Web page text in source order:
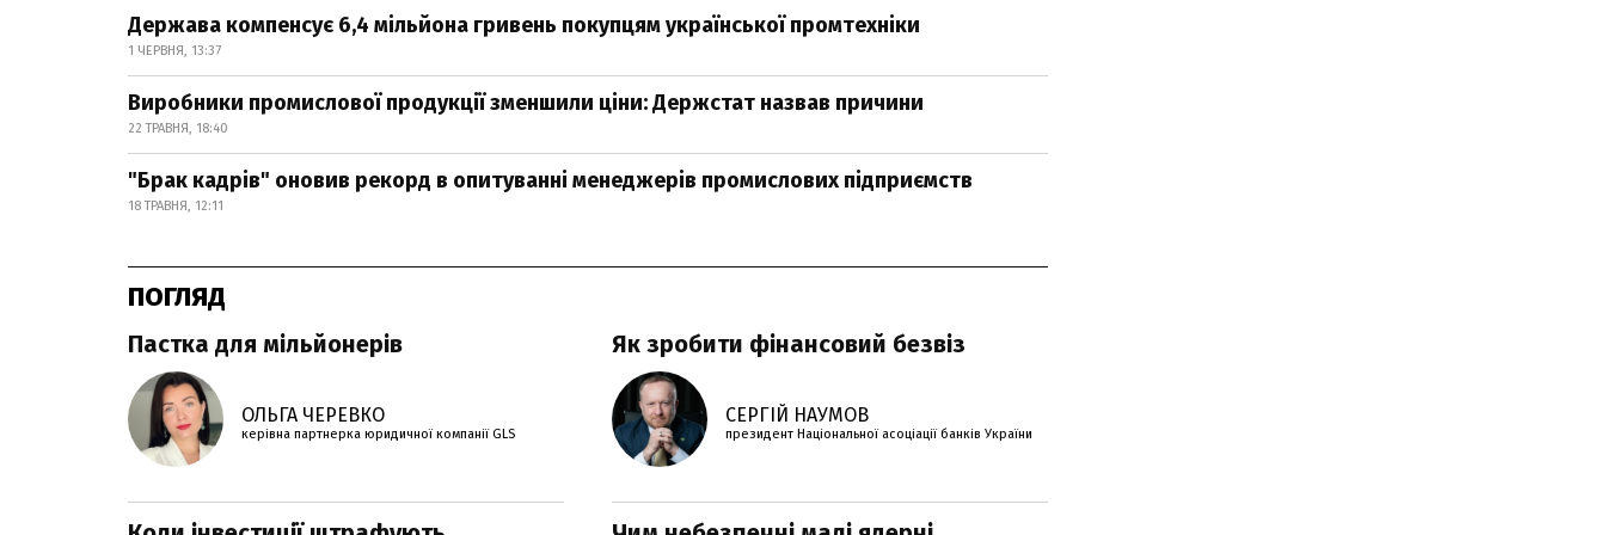
Держава компенсує 6,4 мільйона гривень покупцям української промтехніки
1 ЧЕРВНЯ, 13:37
Виробники промислової продукції зменшили ціни: Держстат назвав причини
22 ТРАВНЯ, 18:40
"Брак кадрів" оновив рекорд в опитуванні менеджерів промислових підприємств
18 ТРАВНЯ, 12:11
ПОГЛЯД
Пастка для мільйонерів
ОЛЬГА ЧЕРЕВКО
керівна партнерка юридичної компанії GLS
Як зробити фінансовий безвіз
СЕРГІЙ НАУМОВ
президент Національної асоціації банків України